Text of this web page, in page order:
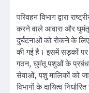
परिवहन विभाग द्वारा
करने वाले आवारा और
दुर्घटनाओं को रोकने के
की गई है। इसमें सड़कों पर
गठन, घुमंतू पशुओं के
सेवाओं, पशु मालिकों को
विभागों के दायित्व